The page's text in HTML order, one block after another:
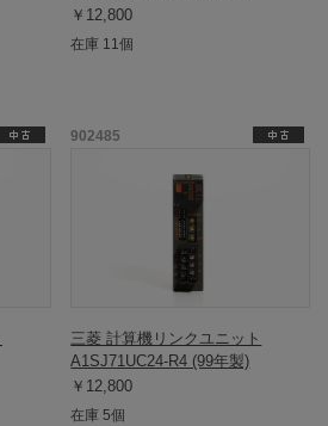
￥12,800
在庫 11個
902485
三菱 計算機リンクユニット
A1SJ71UC24-R4 (99年製)
￥12,800
在庫 5個